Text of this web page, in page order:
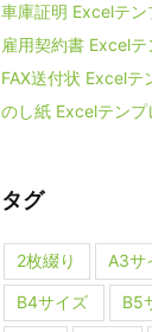
車庫証明 Excelテン
雇用契約書 Excelテ
FAX送付状 Excelテ
のし紙 Excelテンプ
タグ
2枚綴り A3サ
B4サイズ B5